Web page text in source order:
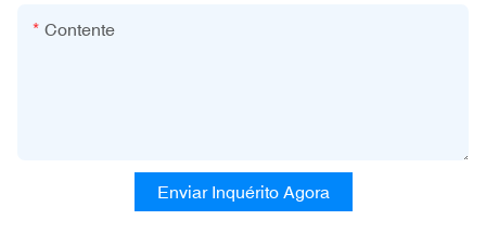
Contente
Enviar Inquérito Agora